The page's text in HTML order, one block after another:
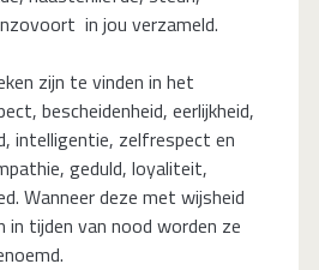
in jou verzameld.
zijn te vinden in het
bescheidenheid, eerlijkheid,
intelligentie, zelfrespect en
geduld, loyaliteit,
Wanneer deze met wijsheid
tijden van nood worden ze